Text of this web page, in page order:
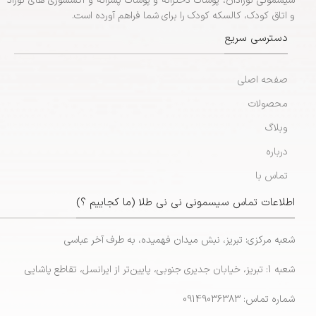
و اتاق کودک، کالسکه کودک را برای شما فراهم آورده است.
دسترسی سریع
صفحه اصلی
محصولات
وبلاگ
درباره
تماس با
اطلاعات تماس سیسمونی نی نی طلا (ما کجاییم ؟)
شعبه مرکزی: تبریز، نبش میدان فهمیده، به طرف آخر عباسی
شعبه 1: تبریز، خیابان جدیری جنوبی، پایین‌تر از ایرانسل، تقاطع پاشایی
شماره تماس: 09149036383